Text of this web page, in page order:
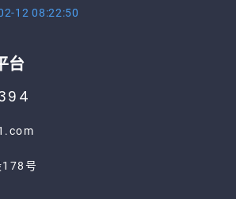
12 08:22:50
台
178号